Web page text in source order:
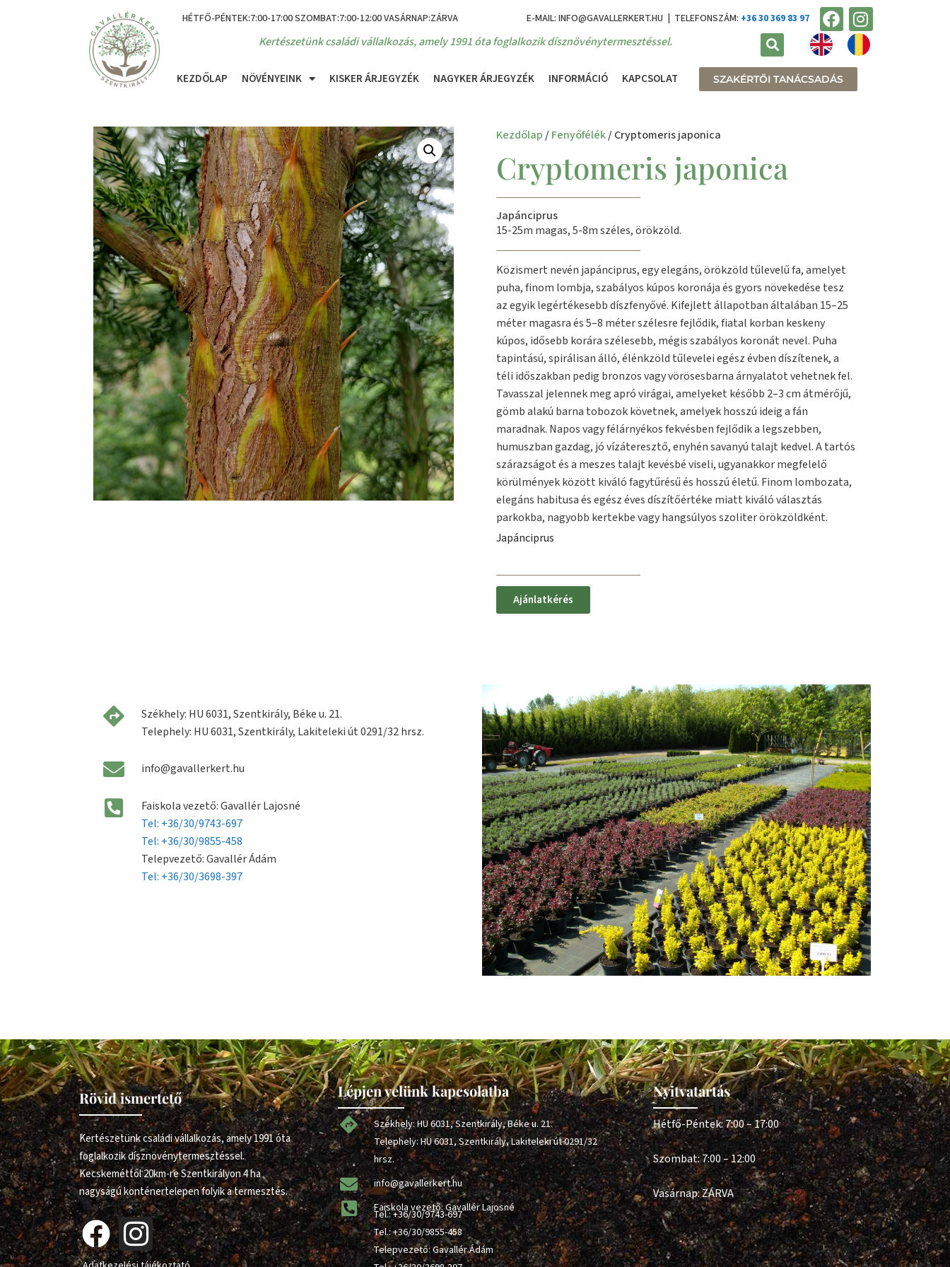
HÉTFŐ-PÉNTEK:7:00-17:00 SZOMBAT:7:00-12:00 VASÁRNAP:ZÁRVA E-MAIL: INFO@GAVALLERKERT.HU | TELEFONSZÁM: +36 30 369 83 97
Kertészetünk családi vállalkozás, amely 1991 óta foglalkozik dísznövénytermesztéssel.
KEZDŐLAP NÖVÉNYEINK KISKER ÁRJEGYZÉK NAGYKER ÁRJEGYZÉK INFORMÁCIÓ KAPCSOLAT SZAKÉRTŐI TANÁCSADÁS
Kezdőlap /Fenyőfélék/ Cryptomeris japonica
Cryptomeris japonica
Japánciprus
15-25m magas, 5-8m széles, örökzöld.
Közismert nevén japánciprus, egy elegáns, örökzöld tűlevelű fa, amelyet
puha, finom lombja, szabályos kúpos koronája és gyors növekedése tesz
az egyik legértékesebb díszfenyővé. Kifejlett állapotban általában 15–25
méter magasra és 5–8 méter szélesre fejlődik, fiatal korban keskeny
kúpos, idősebb korára szélesebb, mégis szabályos koronát nevel. Puha
tapintású, spirálisan álló, élénkzöld tűlevelei egész évben díszítenek, a
téli időszakban pedig bronzos vagy vörösesbarna árnyalatot vehetnek fel.
Tavasszal jelennek meg apró virágai, amelyeket később 2–3 cm átmérőjű,
gömb alakú barna tobozok követnek, amelyek hosszú ideig a fán
maradnak. Napos vagy félárnyékos fekvésben fejlődik a legszebben,
humuszban gazdag, jó vízáteresztő, enyhén savanyú talajt kedvel. A tartós
szárazságot és a meszes talajt kevésbé viseli, ugyanakkor megfelelő
körülmények között kiváló fagytűrésű és hosszú életű. Finom lombozata,
elegáns habitusa és egész éves díszítőértéke miatt kiváló választás
parkokba, nagyobb kertekbe vagy hangsúlyos szoliter örökzöldként.
Japánciprus
Ajánlatkérés
Székhely: HU 6031, Szentkirály, Béke u. 21.
Telephely: HU 6031, Szentkirály, Lakiteleki út 0291/32 hrsz.
info@gavallerkert.hu
Faiskola vezető: Gavallér Lajosné
Tel: +36/30/9743-697
Tel: +36/30/9855-458
Telepvezető: Gavallér Ádám
Tel: +36/30/3698-397
Rövid ismertető
Kertészetünk családi vállalkozás, amely 1991 óta
foglalkozik dísznövénytermesztéssel.
Kecskeméttől 20km-re Szentkirályon 4 ha
nagyságú konténertelepen folyik a termesztés.
Lépjen velünk kapcsolatba
Székhely: HU 6031, Szentkirály, Béke u. 21.
Telephely: HU 6031, Szentkirály, Lakiteleki út 0291/32
hrsz.
info@gavallerkert.hu
Faiskola vezető: Gavallér Lajosné
Tel.:+36/30/9743-697
Tel.:+36/30/9855-458
Telepvezető: Gavallér Ádám
Nyitvatartás
Hétfő-Péntek: 7:00 – 17:00
Szombat: 7:00 – 12:00
Vasárnap: ZÁRVA